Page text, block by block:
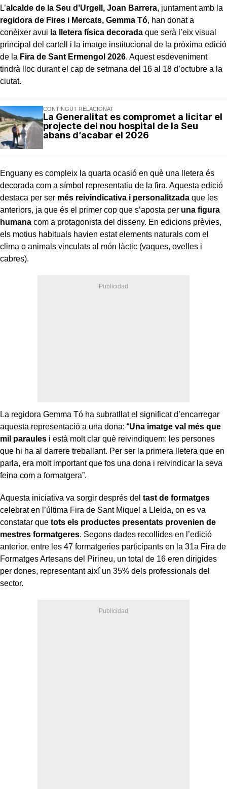
L’alcalde de la Seu d’Urgell, Joan Barrera, juntament amb la
regidora de Fires i Mercats, Gemma Tó, han donat a
conèixer avui la lletera física decorada que serà l’eix visual
principal del cartell i la imatge institucional de la pròxima edició
de la Fira de Sant Ermengol 2026. Aquest esdeveniment
tindrà lloc durant el cap de setmana del 16 al 18 d’octubre a la
ciutat.
CONTINGUT RELACIONAT
La Generalitat es compromet a licitar el
projecte del nou hospital de la Seu
abans d’acabar el 2026
Enguany es compleix la quarta ocasió en què una lletera és
decorada com a símbol representatiu de la fira. Aquesta edició
destaca per ser més reivindicativa i personalitzada que les
anteriors, ja que és el primer cop que s’aposta per una figura
humana com a protagonista del disseny. En edicions prèvies,
els motius habituals havien estat elements naturals com el
clima o animals vinculats al món làctic (vaques, ovelles i
cabres).
La regidora Gemma Tó ha subratllat el significat d’encarregar
aquesta representació a una dona: “Una imatge val més que
mil paraules i està molt clar què reivindiquem: les persones
que hi ha al darrere treballant. Per ser la primera lletera que en
parla, era molt important que fos una dona i reivindicar la seva
feina com a formatgera”.
Aquesta iniciativa va sorgir després del tast de formatges
celebrat en l’última Fira de Sant Miquel a Lleida, on es va
constatar que tots els productes presentats provenien de
mestres formatgeres. Segons dades recollides en l’edició
anterior, entre les 47 formatgeries participants en la 31a Fira de
Formatges Artesans del Pirineu, un total de 16 eren dirigides
per dones, representant així un 35% dels professionals del
sector.